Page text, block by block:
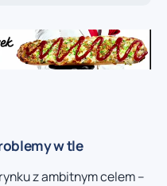
w tle
z ambitnym celem –